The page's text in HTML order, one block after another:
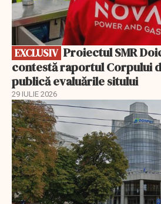
EXCLUSIV
contestă raportul Corpului
publică evaluările sitului
29 IULIE 2026